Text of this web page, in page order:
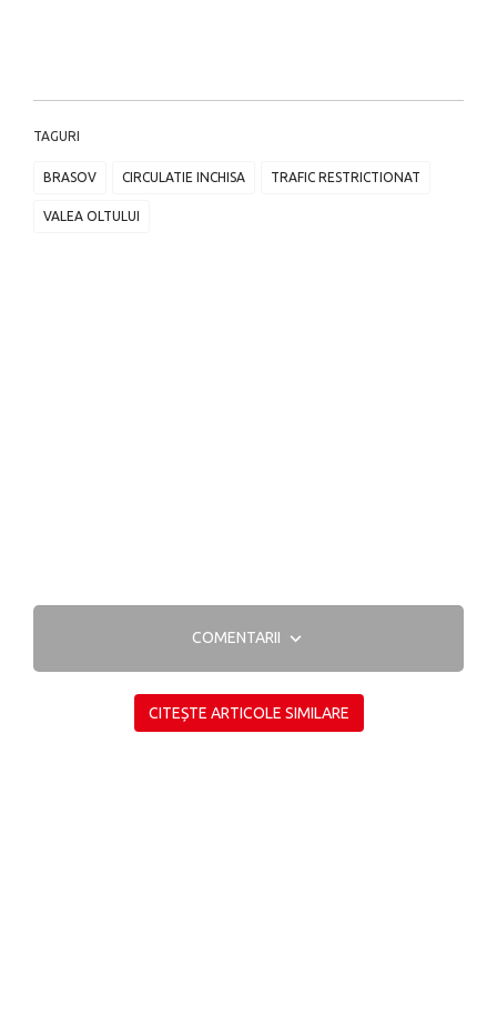
TAGURI
BRASOV CIRCULATIE INCHISA TRAFIC RESTRICTIONAT
VALEA OLTULUI
COMENTARII
CITEȘTE ARTICOLE SIMILARE